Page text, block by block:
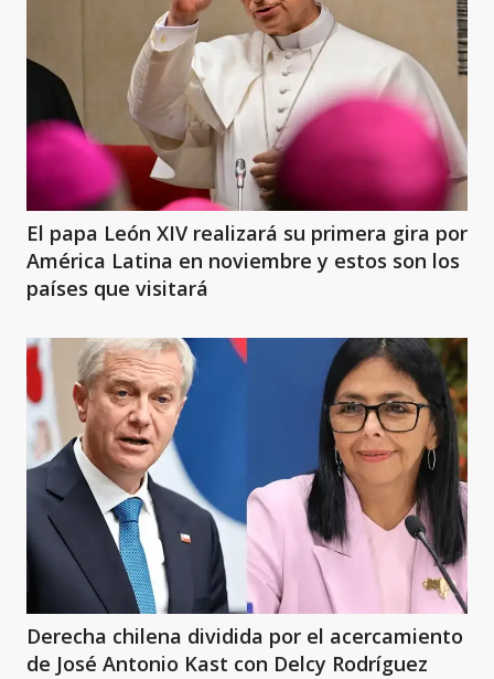
El papa León XIV realizará su primera gira por
América Latina en noviembre y estos son los
países que visitará
Derecha chilena dividida por el acercamiento
de José Antonio Kast con Delcy Rodríguez